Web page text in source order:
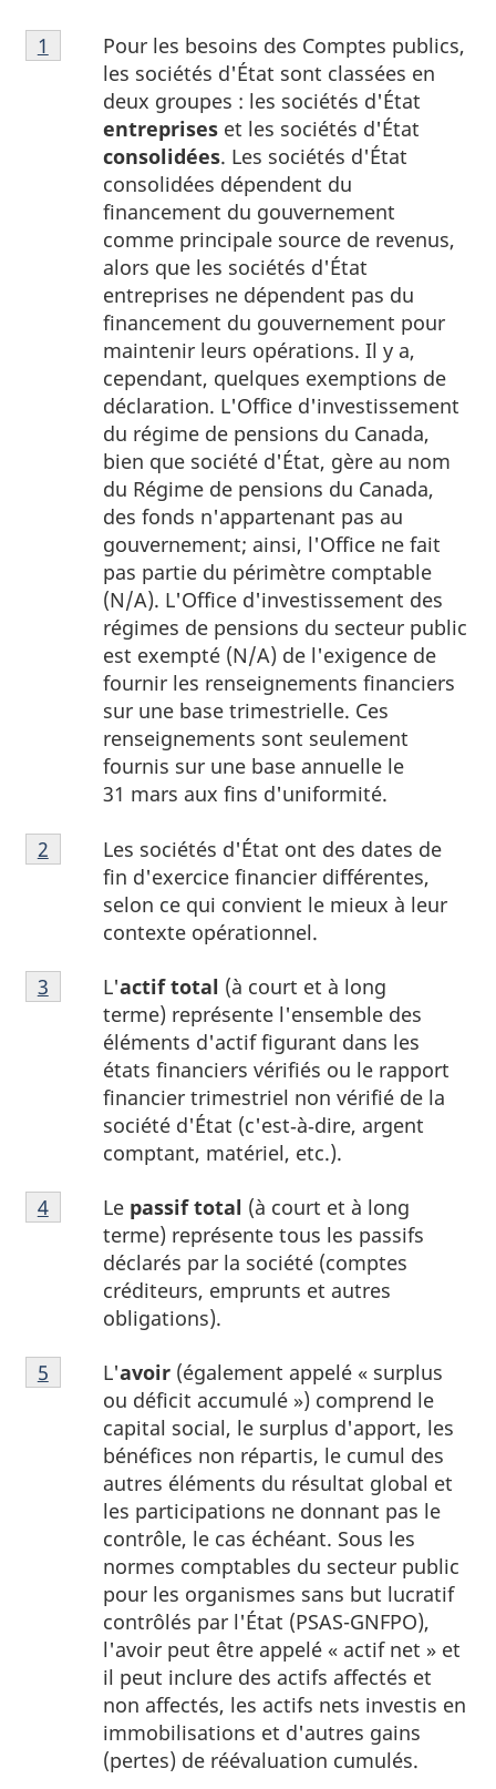
Note
1
Pour les besoins des Comptes publics,
les sociétés d'État sont classées en
deux groupes : les sociétés d'État
entrepriseset les sociétés d'État
consolidées. Les sociétés d'État
consolidées dépendent du
financement du gouvernement
comme principale source de revenus,
alors que les sociétés d'État
entreprises ne dépendent pas du
financement du gouvernement pour
maintenir leurs opérations. Il y a,
cependant, quelques exemptions de
déclaration. L'Office d'investissement
du régime de pensions du Canada,
bien que société d'État, gère au nom
du Régime de pensions du Canada,
des fonds n'appartenant pas au
gouvernement; ainsi, l'Office ne fait
pas partie du périmètre comptable
(N/A). L'Office d'investissement des
régimes de pensions du secteur public
est exempté (N/A) de l'exigence de
fournir les renseignements financiers
sur une base trimestrielle. Ces
renseignements sont seulement
fournis sur une base annuelle le
31 mars aux fins d'uniformité.
Retour à la référence de la note
1 du tableau 1
Note
2
Les sociétés d'État ont des dates de
fin d'exercice financier différentes,
selon ce qui convient le mieux à leur
contexte opérationnel.
Retour à la référence de la note
2 du tableau 1
Note
3
L'actif total (à court et à long
terme) représente l'ensemble des
éléments d'actif figurant dans les
états financiers vérifiés ou le rapport
financier trimestriel non vérifié de la
société d'État (c'est‑à‑dire, argent
comptant, matériel, etc.).
Retour à la référence de la note
3 du tableau 1
Note
4
Le passif total (à court et à long
terme) représente tous les passifs
déclarés par la société (comptes
créditeurs, emprunts et autres
obligations).
Retour à la référence de la note
4du tableau 1
Note
5
L'avoir(également appelé « surplus
ou déficit accumulé ») comprend le
capital social, le surplus d'apport, les
bénéfices non répartis, le cumul des
autres éléments du résultat global et
les participations ne donnant pas le
contrôle, le cas échéant. Sous les
normes comptables du secteur public
pour les organismes sans but lucratif
contrôlés par l'État (PSAS-GNFPO),
l'avoir peut être appelé « actif net » et
il peut inclure des actifs affectés et
non affectés, les actifs nets investis en
immobilisations et d'autres gains
(pertes) de réévaluation cumulés.
Retour à la référence de la note
5 du tableau 1